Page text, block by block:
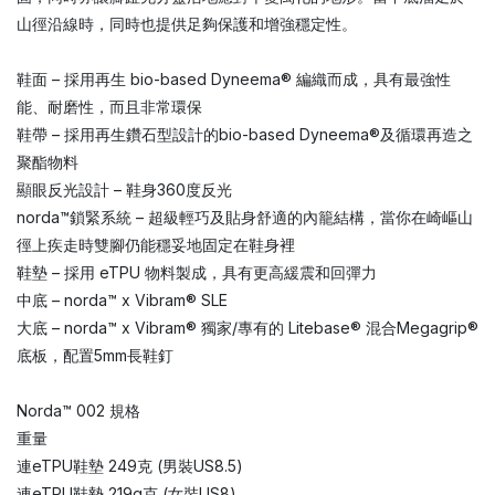
山徑沿線時，同時也提供足夠保護和增強穩定性。
鞋面 – 採用再生 bio-based Dyneema® 編織而成，具有最強性
能、耐磨性，而且非常環保
鞋帶 – 採用再生鑽石型設計的bio-based Dyneema®及循環再造之
聚酯物料
顯眼反光設計 – 鞋身360度反光
norda™鎖緊系統 – 超級輕巧及貼身舒適的內籠結構，當你在崎嶇山
徑上疾走時雙腳仍能穩妥地固定在鞋身裡
鞋墊 – 採用 eTPU 物料製成，具有更高緩震和回彈力
中底 – norda™ x Vibram® SLE
大底 – norda™ x Vibram® 獨家/專有的 Litebase® 混合Megagrip®
底板，配置5mm長鞋釘
Norda™ 002 規格
重量
連eTPU鞋墊 249克 (男裝US8.5)